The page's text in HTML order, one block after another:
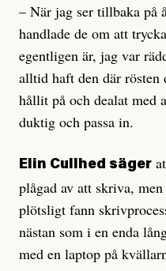
– När jag ser tillbaka på
handlade de om att
egentligen är, jag var
alltid haft den där rösten
hållit på och dealat med
duktig och passa in.
Elin Cullhed säger
plågad av att skriva,
plötsligt fann
nästan som i en enda
med en laptop på